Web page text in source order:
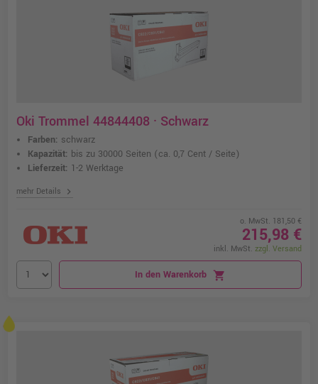
Oki Trommel 44844408 · Schwarz
Farben: schwarz
Kapazität: bis zu 30000 Seiten (ca. 0,7 Cent / Seite)
Lieferzeit: 1-2 Werktage
mehr Details chevron_right
o. MwSt. 181,50 €
215,98 €
inkl. MwSt. zzgl. Versand
In den Warenkorb shopping_cart